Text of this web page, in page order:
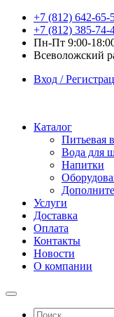
+7 (812) 642-65-
+7 (812) 385-74-
Пн-Пт 9:00-
Всеволожский
Вход /
Каталог
Питьевая
Вода для
Напитки
Услуги
Доставка
Оплата
Контакты
Новости
О компании